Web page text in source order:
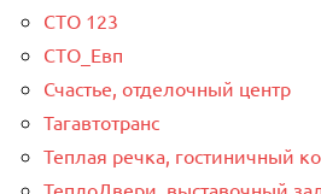
СТО 123
СТО_Евп
Счастье, отделочный центр
Тагавтотранс
Теплая речка, гостиничный
ТеплоДвери, выставочный